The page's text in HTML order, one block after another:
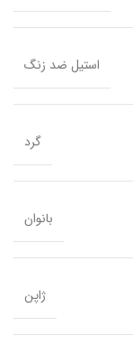
استیل ضد زنگ
گرد
بانوان
ژاپن